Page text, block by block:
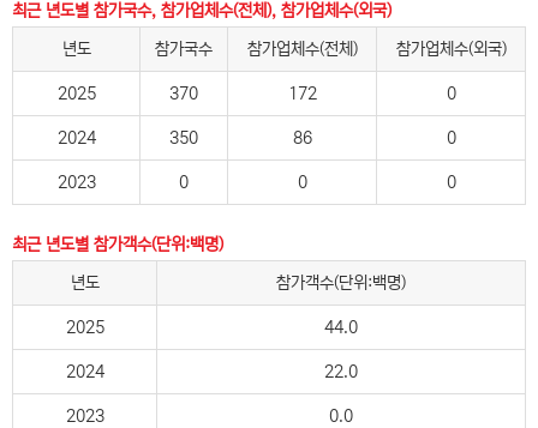
최근 년도별 참가국수, 참가업체수(전체), 참가업체수(외국)
년도
참가국수 참가업체수(전체) 참가업체수(외국)
2025 370 172 0
2024 350 86 0
2023 0 0 0
최근 년도별 참가객수(단위:백명)
년도
참가객수(단위:백명)
2025 44.0
2024 22.0
2023 0.0